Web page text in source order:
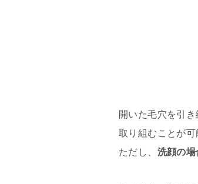
開いた毛穴を引
取り組むことが可
ただし、 洗顔の